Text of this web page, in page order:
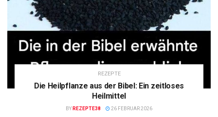
REZEPTE
Die Heilpflanze aus der Bibel: Ein zeitloses
Heilmittel
BY REZEPTE38 26 FEBRUAR 2026